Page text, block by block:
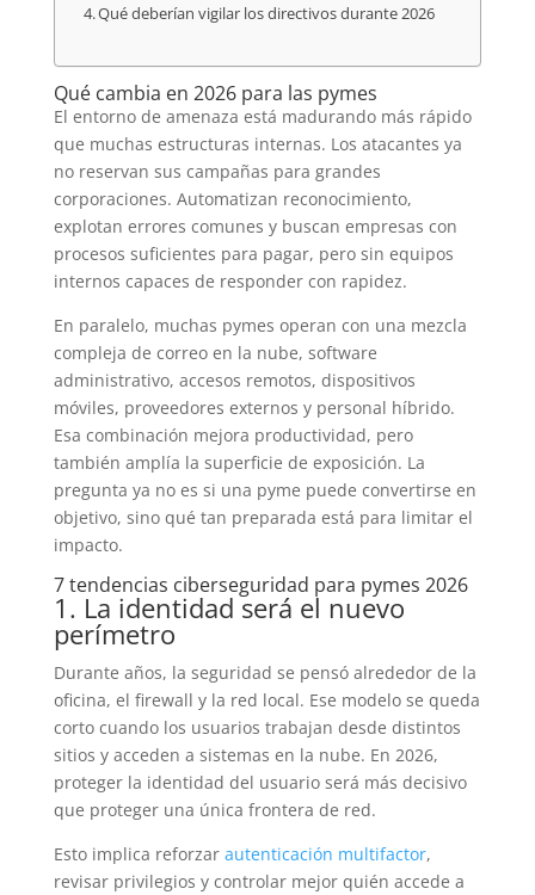
Qué deberían vigilar los directivos durante 2026
Qué cambia en 2026 para las pymes
El entorno de amenaza está madurando más rápido
que muchas estructuras internas. Los atacantes ya
no reservan sus campañas para grandes
corporaciones. Automatizan reconocimiento,
explotan errores comunes y buscan empresas con
procesos suficientes para pagar, pero sin equipos
internos capaces de responder con rapidez.
En paralelo, muchas pymes operan con una mezcla
compleja de correo en la nube, software
administrativo, accesos remotos, dispositivos
móviles, proveedores externos y personal híbrido.
Esa combinación mejora productividad, pero
también amplía la superficie de exposición. La
pregunta ya no es si una pyme puede convertirse en
objetivo, sino qué tan preparada está para limitar el
impacto.
7 tendencias ciberseguridad para pymes 2026
1. La identidad será el nuevo
perímetro
Durante años, la seguridad se pensó alrededor de la
oficina, el firewall y la red local. Ese modelo se queda
corto cuando los usuarios trabajan desde distintos
sitios y acceden a sistemas en la nube. En 2026,
proteger la identidad del usuario será más decisivo
que proteger una única frontera de red.
Esto implica reforzar autenticación multifactor,
revisar privilegios y controlar mejor quién accede a